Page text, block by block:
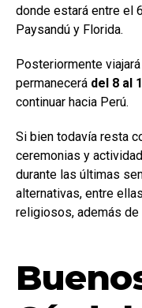
donde estará entre el
Paysandú y Florida.
Posteriormente
permanecerá del 8 al
continuar hacia Perú.
Si bien todavía resta
ceremonias y
durante las últimas
alternativas, entre
religiosos, además de